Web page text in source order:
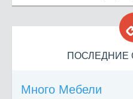
ПОСЛЕДНИЕ
Много Мебели